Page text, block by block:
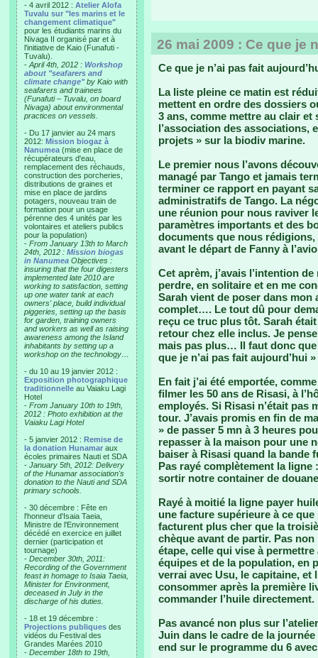
- 4 avril 2012 : Atelier Alofa
Tuvalu sur "les marins et le
changement climatique"
pour les étudiants marins du
Nivaga II organisé par et à
l'initiative de Kaio (Funafuti -
Tuvalu).
- April 4th, 2012 : Workshop
about "seafarers and
climate change"by Kaio with
seafarers and trainees
(Funafuti – Tuvalu, on board
Nivaga) about environmental
practices on vessels.
- Du 17 janvier au 24 mars
2012: Mission biogaz à
Nanumea (mise en place de
récupérateurs d'eau,
remplacement des réchauds,
construction des porcheries,
distributions de graines et
mise en place de jardins
potagers, nouveau train de
formation pour un usage
pérenne des 4 unités par les
volontaires et ateliers publics
pour la population)
- From January 13th to March
24th, 2012 : Mission biogas
in Nanumea Objectives :
insuring that the four digesters
implemented late 2010 are
working to satisfaction, setting
up one water tank at each
owners' place, build individual
piggeries, setting up the basis
for garden, training owners
and workers as well as raising
awareness among the Island
inhabitants by setting up a
workshop on the technology…
- du 10 au 19 janvier 2012 :
Exposition photographique
traditionnelle au Vaiaku Lagi
Hotel
- From January 10th to 19th,
2012 : Photo exhibition at the
Vaiaku Lagi Hotel
- 5 janvier 2012 : Remise de
la donation Hunamar aux
écoles primaires Nauti et SDA
- January 5th, 2012: Delivery
of the Hunamar association's
donation to the Nauti and SDA
primary schools.
- 30 décembre : Fête en
l'honneur d'Isaia Taeia,
Ministre de l'Environnement
décédé en exercice en juillet
dernier (participation et
tournage)
- December 30th, 2011:
Recording of the Government
feast in homage to Isaia Taeia,
Minister for Environment,
deceased in July in the
discharge of his duties.
- 18 et 19 décembre :
Projections publiques des
vidéos du Festival des
Grandes Marées 2010
- December 18th to 19th,
26 mai 2009 : Ce que je
Ce que je n’ai pas fait
La liste pleine ce matin est
mettent en ordre des dossiers
3 ans, comme mettre au clair et
l’association des associations,
projets » sur la biodiv marine.
Le premier nous l’avons
managé par Tango et jamais
terminer ce rapport en payant
administratifs de Tango. La
une réunion pour nous raviver
paramètres importants et des
documents que nous
avant le départ de Fanny à
Cet aprèm, j’avais l’intention
perdre, en solitaire et en me
Sarah vient de poser dans mon
complet…. Le tout dû pour
reçu ce truc plus tôt. Sarah
retour chez elle inclus. Je
mais pas plus… Il faut donc que
que je n’ai pas fait aujourd’hui
En fait j’ai été emportée,
filmer les 50 ans de Risasi, à
employés. Si Risasi n’était pas
tour. J’avais promis en fin de
» de passer 5 mn à 3 heures
repasser à la maison pour une
baiser à Risasi quand la bande
Pas rayé complètement la
sortir notre container de
Rayé à moitié la ligne payer
une facture supérieure à ce
facturent plus cher que la
chèque avant de partir. Pas
étape, celle qui vise à
équipes et de la population, en
verrai avec Usu, le capitaine, et
consommer après la première
commander l’huile
Pas avancé non plus sur
Juin dans le cadre de la
end sur le programme du 6